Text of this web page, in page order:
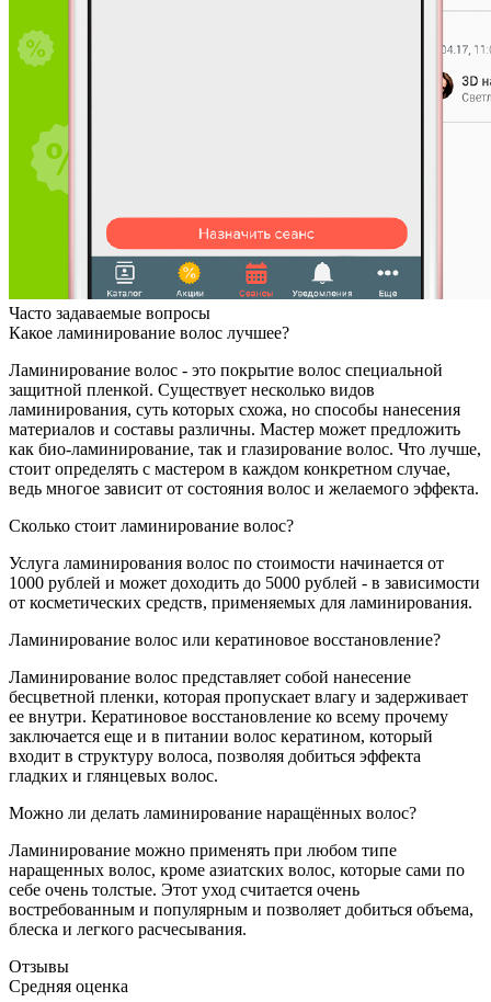
Часто задаваемые вопросы
Какое ламинирование волос лучшее?
Ламинирование волос - это покрытие волос специальной
защитной пленкой. Существует несколько видов
ламинирования, суть которых схожа, но способы нанесения
материалов и составы различны. Мастер может предложить
как био-ламинирование, так и глазирование волос. Что лучше,
стоит определять с мастером в каждом конкретном случае,
ведь многое зависит от состояния волос и желаемого эффекта.
Сколько стоит ламинирование волос?
Услуга ламинирования волос по стоимости начинается от
1000 рублей и может доходить до 5000 рублей - в зависимости
от косметических средств, применяемых для ламинирования.
Ламинирование волос или кератиновое восстановление?
Ламинирование волос представляет собой нанесение
бесцветной пленки, которая пропускает влагу и задерживает
ее внутри. Кератиновое восстановление ко всему прочему
заключается еще и в питании волос кератином, который
входит в структуру волоса, позволяя добиться эффекта
гладких и глянцевых волос.
Можно ли делать ламинирование наращённых волос?
Ламинирование можно применять при любом типе
наращенных волос, кроме азиатских волос, которые сами по
себе очень толстые. Этот уход считается очень
востребованным и популярным и позволяет добиться объема,
блеска и легкого расчесывания.
Отзывы
Средняя оценка